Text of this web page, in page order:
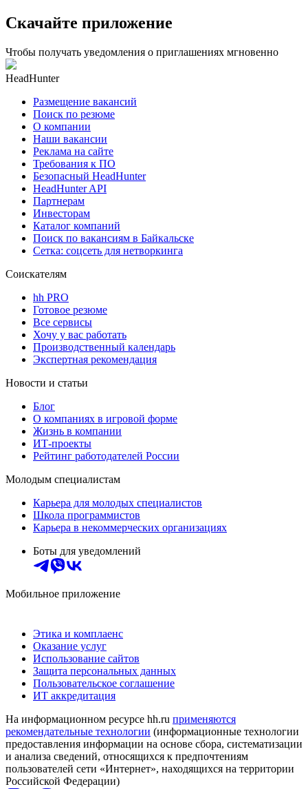
Скачайте приложение
Чтобы получать уведомления о приглашениях мгновенно
HeadHunter
Размещение вакансий
Поиск по резюме
О компании
Наши вакансии
Реклама на сайте
Требования к ПО
Безопасный HeadHunter
HeadHunter API
Партнерам
Инвесторам
Каталог компаний
Поиск по вакансиям в Байкальске
Сетка: соцсеть для нетворкинга
Соискателям
hh PRO
Готовое резюме
Все сервисы
Хочу у вас работать
Производственный календарь
Экспертная рекомендация
Новости и статьи
Блог
О компаниях в игровой форме
Жизнь в компании
ИТ-проекты
Рейтинг работодателей России
Молодым специалистам
Карьера для молодых специалистов
Школа программистов
Карьера в некоммерческих организациях
Боты для уведомлений
Мобильное приложение
Этика и комплаенс
Оказание услуг
Использование сайтов
Защита персональных данных
Пользовательское соглашение
ИТ аккредитация
На информационном ресурсе hh.ru применяются
рекомендательные технологии (информационные технологии
предоставления информации на основе сбора, систематизации
и анализа сведений, относящихся к предпочтениям
пользователей сети «Интернет», находящихся на территории
Российской Федерации)